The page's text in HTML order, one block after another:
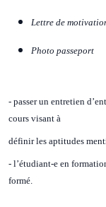
Lettre de
Photo passeport
- passer un entretien
cours visant à
définir les aptitudes
- l’étudiant-e en
formé.